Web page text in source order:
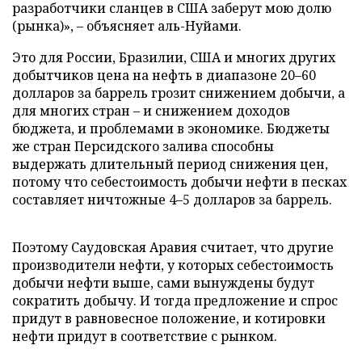
разработчики сланцев в США заберут мою долю
(рынка)», – объясняет аль-Нуйами.
Это для России, Бразилии, США и многих других
добытчиков цена на нефть в диапазоне 20–60
долларов за баррель грозит снижением добычи, а
для многих стран –и снижением доходов
бюджета, и проблемами в экономике. Бюджеты
же стран Персидского залива способны
выдержать длительный период снижения цен,
потому что себестоимость добычи нефти в песках
составляет ничтожные 4–5 долларов за баррель.
Поэтому Саудовская Аравия считает, что другие
производители нефти, у которых себестоимость
добычи нефти выше, сами вынуждены будут
сократить добычу. И тогда предложение и спрос
придут в равновесное положение, и котировки
нефти придут в соответствие с рынком.